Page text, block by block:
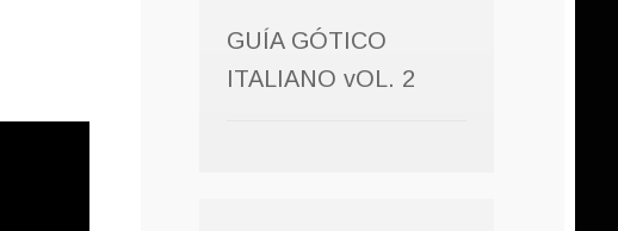
GUÍA GÓTICO
ITALIANO vOL. 2